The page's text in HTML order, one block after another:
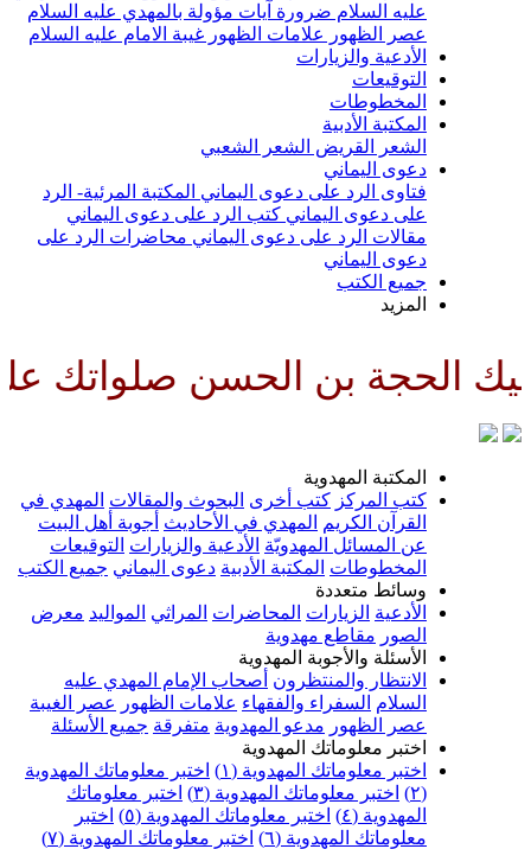
عليه السلام ضرورة آيات مؤولة بالمهدي عليه السلام
عصر الظهور
علامات الظهور غيبة الامام عليه السلام
الأدعية والزيارات
التوقيعات
المخطوطات
المكتبة الأدبية
الشعر القريض الشعر الشعبي
دعوى اليماني
فتاوى الرد على دعوى اليماني المكتبة المرئية- الرد
على دعوى اليماني كتب الرد على دعوى اليماني
مقالات الرد على دعوى اليماني محاضرات الرد على
دعوى اليماني
جميع الكتب
المزيد
الحسن صلواتك عليه وعلى
المكتبة المهدوية
كتب المركز كتب أخرى البحوث والمقالات المهدي في
القرآن الكريم
المهدي في الأحاديث أجوبة أهل البيت
عن المسائل المهدويّة الأدعية والزيارات التوقيعات
المخطوطات المكتبة الأدبية دعوى اليماني جميع الكتب
وسائط متعددة
الأدعية الزيارات المحاضرات المراثي المواليد معرض
الصور مقاطع مهدوية
الأسئلة والأجوبة المهدوية
الانتظار والمنتظرون أصحاب الإمام المهدي عليه
السلام السفراء والفقهاء علامات الظهور
عصر الغيبة
عصر الظهور مدعو المهدوية متفرقة جميع الأسئلة
اختبر معلوماتك المهدوية
اختبر معلوماتك المهدوية (١)
اختبر معلوماتك المهدوية
(٢)
اختبر معلوماتك المهدوية (٣)
اختبر معلوماتك
المهدوية (٤)
اختبر معلوماتك المهدوية (٥)
اختبر
معلوماتك المهدوية (٦)
اختبر معلوماتك المهدوية (٧)